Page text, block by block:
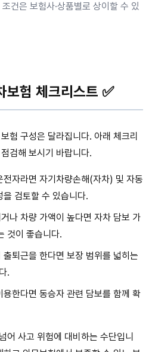
건은 보험사·상품별로 상이할 수 있
보험 체크리스트 ✅
험 구성은 달라집니다. 아래 체크리
검해 보시기 바랍니다.
전자라면 자기차량손해(자차) 및 자동
검토할 수 있습니다.
나 차량 가액이 높다면 자차 담보 가
것이 좋습니다.
출퇴근을 한다면 보장 범위를 넓히는
.
용한다면 동승자 관련 담보를 함께 확
어 사고 위험에 대비하는 수단입니